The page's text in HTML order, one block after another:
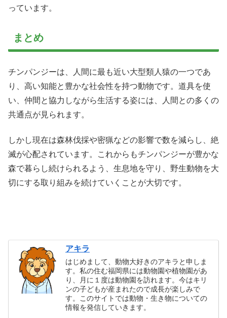
っています。
まとめ
チンパンジーは、人間に最も近い大型類人猿の一つであ
り、高い知能と豊かな社会性を持つ動物です。道具を使
い、仲間と協力しながら生活する姿には、人間との多くの
共通点が見られます。
しかし現在は森林伐採や密猟などの影響で数を減らし、絶
滅が心配されています。これからもチンパンジーが豊かな
森で暮らし続けられるよう、生息地を守り、野生動物を大
切にする取り組みを続けていくことが大切です。
アキラ
はじめまして、動物大好きのアキラと申しま
す。私の住む福岡県には動物園や植物園があ
り、月に１度は動物園を訪れます。今はキリ
ンの子どもが産まれたので成長が楽しみで
す。このサイトでは動物・生き物についての
情報を発信していきます。